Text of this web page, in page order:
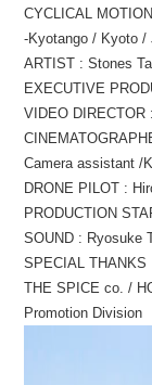
CYCLICAL MOTION
-Kyotango / Kyoto /
ARTIST : Stones
EXECUTIVE
VIDEO DIRECTOR
Camera assistant /
DRONE PILOT :
PRODUCTION
SOUND : Ryosuke
SPECIAL THANKS
THE SPICE co. /
Promotion Division